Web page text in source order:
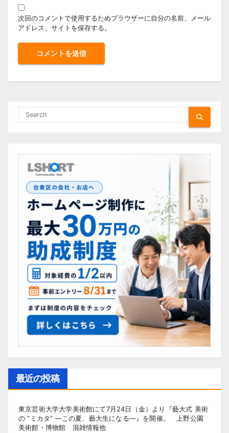
次回のコメントで使用するためブラウザーに自分の名前、メール
アドレス、サイトを保存する。
最近の投稿
東京芸術大学大学美術館にて7月24日（金）より『藝大式 美術
の “ミカタ” ―この夏、藝大生になる―』を開催。 上野公園
美術館・博物館 混雑情報他